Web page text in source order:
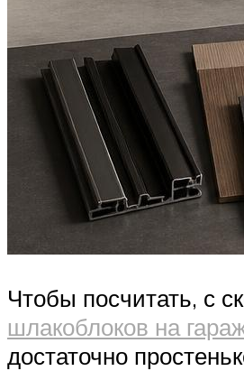
Чтобы посчитать, с
шлакоблоков на
достаточно